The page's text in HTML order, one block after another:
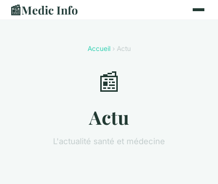
📰Medic Info
Accueil› Actu
📰
Actu
L'actualité santé et médecine